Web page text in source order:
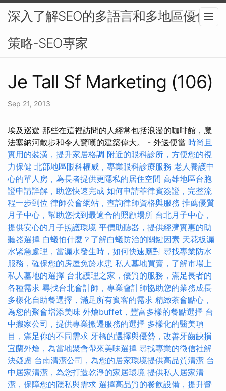
深入了解SEO的多語言和多地區優化
策略-SEO專家
Je Tall Sf Marketing (106)
Sep 21, 2013
埃及巡遊 那些在這裡訪問的人經常包括浪漫的咖啡館，魔
法塞納河散步和令人驚嘆的建築偉大。 - 外送便當 時尚且
實用的裝潢，提升家居格調 附近的眼科診所，方便您的視
力保健 北部地區眼科權威，專業眼科診療服務 老人養護中
心的單人房，為長者提供更隱私的居住空間 高雄地區台胞
證申請詳解，助您快速完成 如何申請菲律賓簽證，完整流
程一步到位 律師公會網站，查詢律師資格與服務 推薦優質
月子中心，幫助您找到最適合的照顧場所 台北月子中心，
提供安心的月子照護環境 平價助聽器，提供經濟實惠的助
聽器選擇 白蟻怕什麼？了解白蟻防治的關鍵因素 天花板漏
水緊急處理，當漏水發生時，如何快速應對 尋找專業防水
服務，確保您的房屋免於水患 私人墓地買賣，了解市場上
私人墓地的選擇 台北護理之家，優質的服務，滿足長者的
各種需求 尋找台北會計師，專業會計師協助您的業務成長
多樣化自助餐選擇，滿足所有賓客的需求 精緻茶會點心，
為您的聚會增添美味 外燴buffet，豐富多樣的餐點選擇 台
中搬家公司，提供專業搬遷服務的選擇 多樣化的醫美項
目，滿足你的不同需求 牙橋的選擇與優勢，改善牙齒缺損
宜蘭外燴，為當地聚會帶來美味選擇 尋找專業的徵信社解
決疑慮 台南清潔公司，為您的居家環境提供高品質清潔 台
中居家清潔，為您打造乾淨的家居環境 提供私人居家清
潔，保障您的隱私與需求 選擇高品質的餐飲設備，提升營